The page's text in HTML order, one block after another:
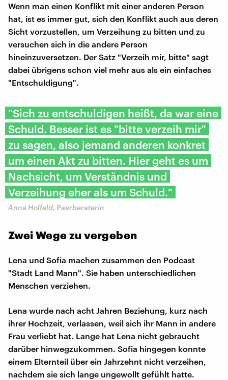
Wenn man einen Konflikt mit einer anderen Person
hat, ist es immer gut, sich den Konflikt auch aus deren
Sicht vorzustellen, um Verzeihung zu bitten und zu
versuchen sich in die andere Person
hineinzuversetzen. Der Satz "Verzeih mir, bitte" sagt
dabei übrigens schon viel mehr aus als ein einfaches
"Entschuldigung".
"Sich zu entschuldigen heißt, da war eine
Schuld. Besser ist es "bitte verzeih mir"
zu sagen, also jemand anderen konkret
um einen Akt zu bitten. Hier geht es um
Nachsicht, um Verständnis und
Verzeihung eher als um Schuld."
Anna Holfeld, Paarberaterin
Zwei Wege zu vergeben
Lena und Sofia machen zusammen den Podcast
"Stadt Land Mann". Sie haben unterschiedlichen
Menschen verziehen.
Lena wurde nach acht Jahren Beziehung, kurz nach
ihrer Hochzeit, verlassen, weil sich ihr Mann in andere
Frau verliebt hat. Lange hat Lena nicht gebraucht
darüber hinwegzukommen. Sofia hingegen konnte
einem Elternteil über ein Jahrzehnt nicht verzeihen,
nachdem sie sich lange ungewollt gefühlt hatte.